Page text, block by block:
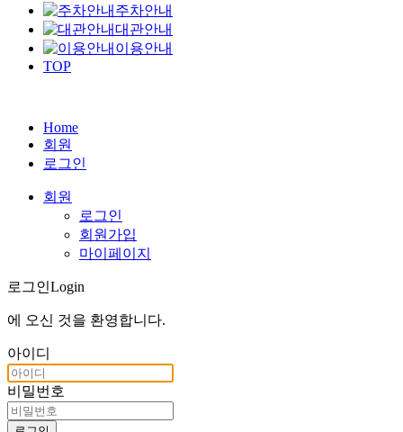
주차안내
대관안내
이용안내
TOP
Home
회원
로그인
회원
로그인
회원가입
마이페이지
로그인Login
에 오신 것을 환영합니다.
아이디
비밀번호